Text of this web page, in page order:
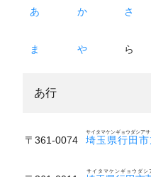
あ か さ
ま や ら
あ行
〒361-0074 埼玉県行田市
サイタマケンギョウダシアサ
サイタマケンギョウダシ